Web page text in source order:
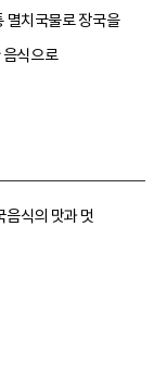
멸치국물로 장국을
음식으로
식의 맛과 멋